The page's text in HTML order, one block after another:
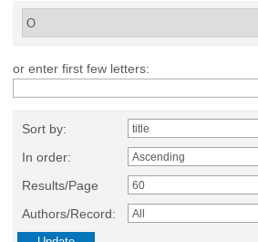
or enter first few letters:
Sort by:
In order:
Results/Page
Authors/Record: